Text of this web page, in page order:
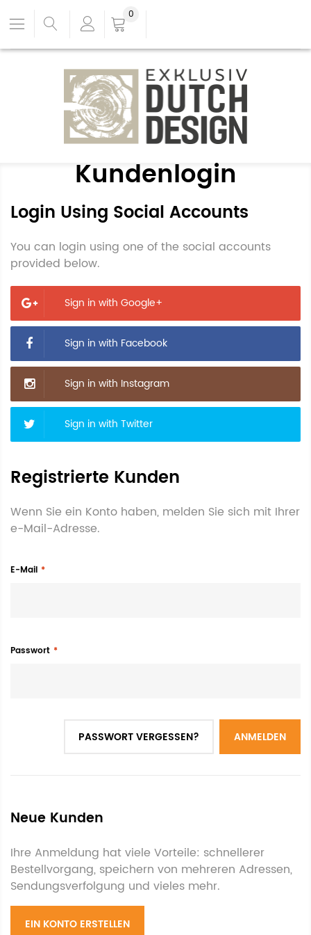
0
Kundenlogin
Login Using Social Accounts
You can login using one of the social accounts
provided below.
Sign in with Google+
Sign in with Facebook
Sign in with Instagram
Sign in with Twitter
Registrierte Kunden
Wenn Sie ein Konto haben, melden Sie sich mit Ihrer
e-Mail-Adresse.
E-Mail
Passwort
ANMELDEN
PASSWORT VERGESSEN?
Neue Kunden
Ihre Anmeldung hat viele Vorteile: schnellerer
Bestellvorgang, speichern von mehreren Adressen,
Sendungsverfolgung und vieles mehr.
EIN KONTO ERSTELLEN